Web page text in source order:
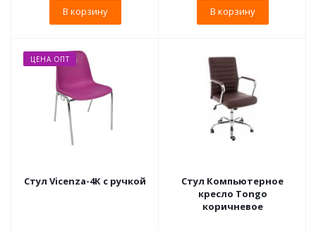
В корзину В корзину
ЦЕНА ОПТ
Стул Vicenza-4К с ручкой
Стул Компьютерное
кресло Tongo
коричневое